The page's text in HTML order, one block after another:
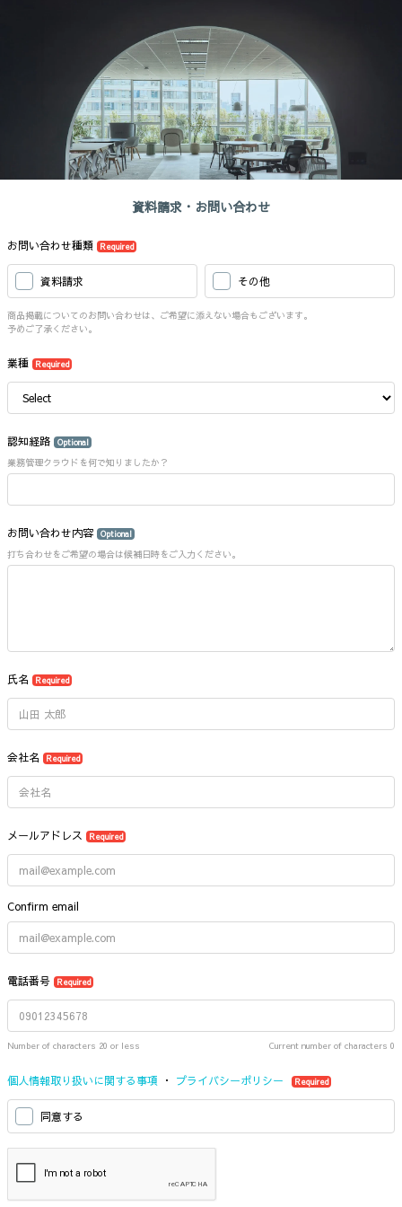
資料請求・お問い合わせ
お問い合わせ種類 Required
資料請求 その他
商品掲載についてのお問い合わせは、ご希望に添えない場合もございます。
予めご了承ください。
業種 Required
認知経路 Optional
業務管理クラウドを何で知りましたか？
お問い合わせ内容 Optional
打ち合わせをご希望の場合は候補日時をご入力ください。
氏名 Required
会社名 Required
メールアドレス Required
Confirm email
電話番号 Required
Number of characters 20 or less Current number of characters 0
個人情報取り扱いに関する事項 ・ プライバシーポリシー Required
同意する